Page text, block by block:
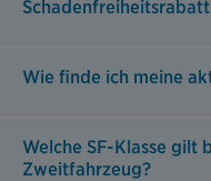
Wie finde ich meine
Welche SF-Klasse gilt
Zweitfahrzeug?